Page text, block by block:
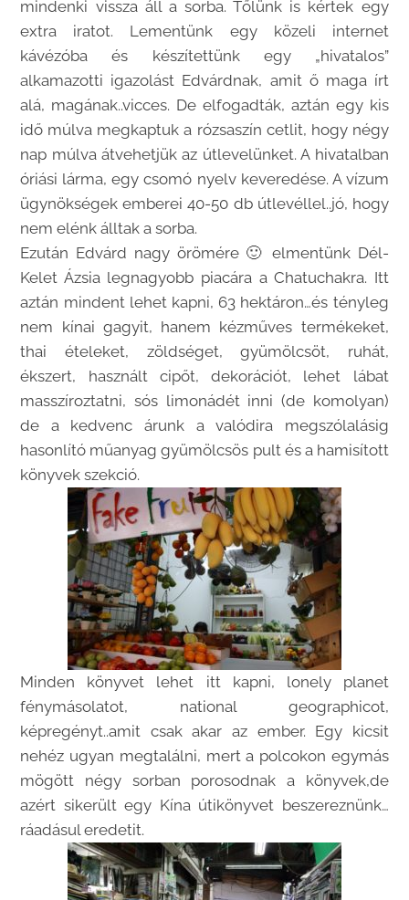
mindenki vissza áll a sorba. Tőlünk is kértek egy
extra iratot. Lementünk egy közeli internet
kávézóba és készítettünk egy „hivatalos”
alkamazotti igazolást Edvárdnak, amit ő maga írt
alá, magának..vicces. De elfogadták, aztán egy kis
idő múlva megkaptuk a rózsaszín cetlit, hogy négy
nap múlva átvehetjük az útlevelünket. A hivatalban
óriási lárma, egy csomó nyelv keveredése. A vízum
ügynökségek emberei 40-50 db útlevéllel..jó, hogy
nem elénk álltak a sorba.
Ezután Edvárd nagy örömére 🙂 elmentünk Dél-
Kelet Ázsia legnagyobb piacára a Chatuchakra. Itt
aztán mindent lehet kapni, 63 hektáron…és tényleg
nem kínai gagyit, hanem kézműves termékeket,
thai ételeket, zöldséget, gyümölcsöt, ruhát,
ékszert, használt cipőt, dekorációt, lehet lábat
masszíroztatni, sós limonádét inni (de komolyan)
de a kedvenc árunk a valódira megszólalásig
hasonlító műanyag gyümölcsös pult és a hamisított
könyvek szekció.
Minden könyvet lehet itt kapni, lonely planet
fénymásolatot, national geographicot,
képregényt..amit csak akar az ember. Egy kicsit
nehéz ugyan megtalálni, mert a polcokon egymás
mögött négy sorban porosodnak a könyvek,de
azért sikerült egy Kína útikönyvet beszereznünk…
ráadásul eredetit.